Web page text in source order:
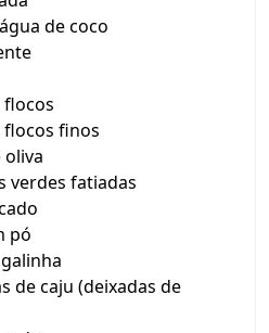
de coco
flocos
flocos finos
oliva
verdes fatiadas
pó
de caju (deixadas de